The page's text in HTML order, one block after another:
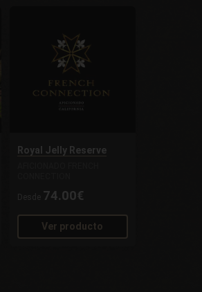
Royal Jelly Reserve
Desde 74.00€
Ver producto